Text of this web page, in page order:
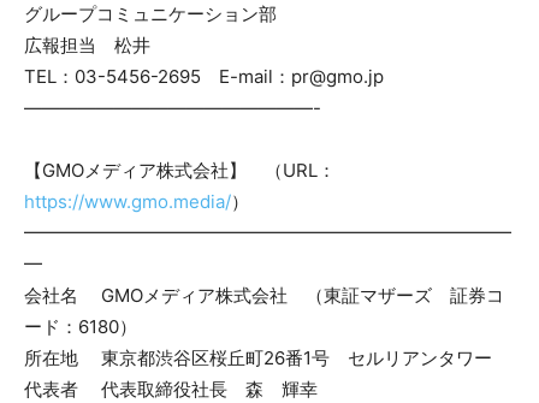
グループコミュニケーション部
広報担当 松井
TEL：03-5456-2695 E-mail：pr@gmo.jp
————————————————-
【GMOメディア株式会社】 （URL：
https://www.gmo.media/）
━━━━━━━━━━━━━━━━━━━━━━━━━━━
━
会社名 GMOメディア株式会社 （東証マザーズ 証券コ
ード：6180）
所在地 東京都渋谷区桜丘町26番1号 セルリアンタワー
代表者 代表取締役社長 森 輝幸